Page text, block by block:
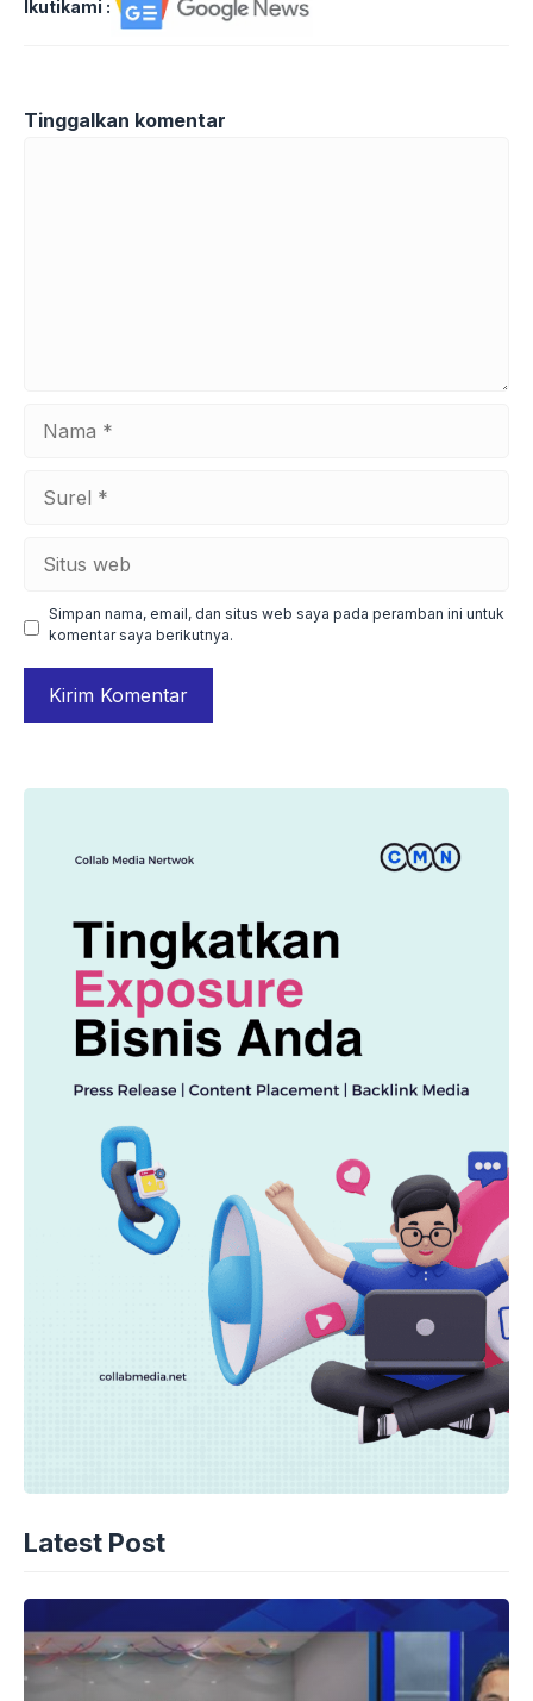
Ikutikami :
Tinggalkan komentar
web
Simpan nama, email, dan situs web saya pada peramban ini untuk
komentar saya berikutnya.
Latest Post